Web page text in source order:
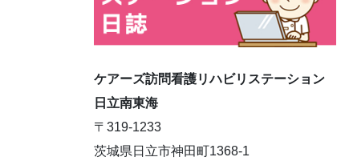
ケアーズ訪問看護リハビリステーション
日立南東海
〒319-1233
茨城県日立市神田町1368-1